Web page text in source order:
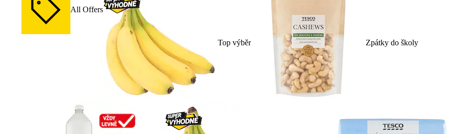
All Offers
Top výběr Zpátky do školy